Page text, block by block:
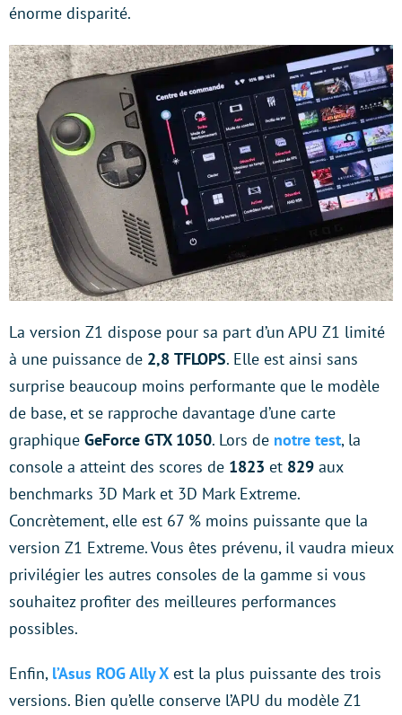
énorme disparité.
La version Z1 dispose pour sa part d’un APU Z1 limité
à une puissance de 2,8 TFLOPS. Elle est ainsi sans
surprise beaucoup moins performante que le modèle
de base, et se rapproche davantage d’une carte
graphique GeForce GTX 1050. Lors de notre test, la
console a atteint des scores de 1823 et 829 aux
benchmarks 3D Mark et 3D Mark Extreme.
Concrètement, elle est 67 % moins puissante que la
version Z1 Extreme. Vous êtes prévenu, il vaudra mieux
privilégier les autres consoles de la gamme si vous
souhaitez profiter des meilleures performances
possibles.
Enfin, l’Asus ROG Ally X est la plus puissante des trois
versions. Bien qu’elle conserve l’APU du modèle Z1